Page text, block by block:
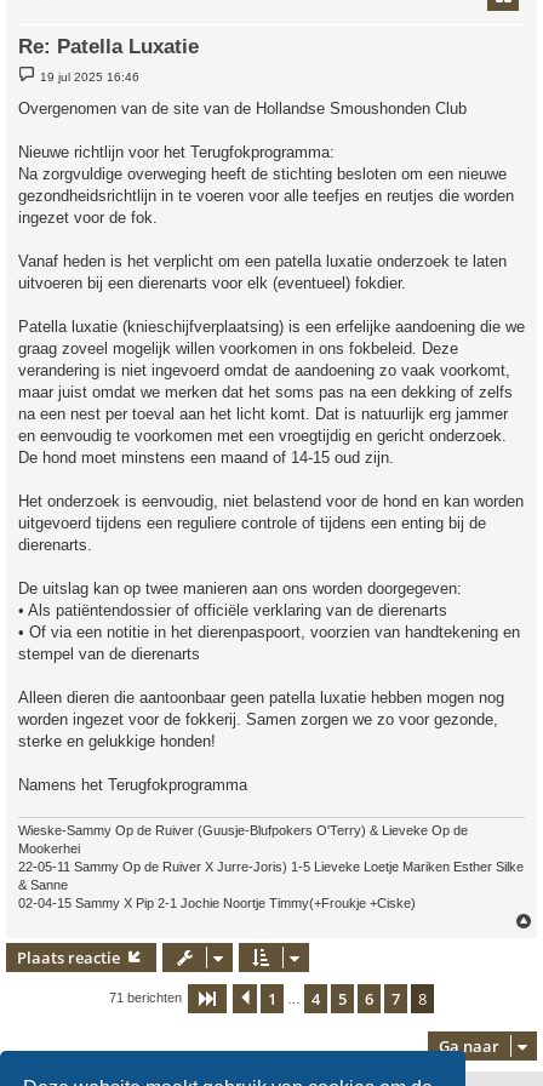
Re: Patella Luxatie
B
e
i
t
19 jul 2025 16:46
Overgenomen van de site van de Hollandse Smoushonden Club
Nieuwe richtlijn voor het Terugfokprogramma:
Na zorgvuldige overweging heeft de stichting besloten om een nieuwe
gezondheidsrichtlijn in te voeren voor alle teefjes en reutjes die worden
ingezet voor de fok.
Vanaf heden is het verplicht om een patella luxatie onderzoek te laten
uitvoeren bij een dierenarts voor elk (eventueel) fokdier.
Patella luxatie (knieschijfverplaatsing) is een erfelijke aandoening die we
graag zoveel mogelijk willen voorkomen in ons fokbeleid. Deze
verandering is niet ingevoerd omdat de aandoening zo vaak voorkomt,
maar juist omdat we merken dat het soms pas na een dekking of zelfs
na een nest per toeval aan het licht komt. Dat is natuurlijk erg jammer
en eenvoudig te voorkomen met een vroegtijdig en gericht onderzoek.
De hond moet minstens een maand of 14-15 oud zijn.
Het onderzoek is eenvoudig, niet belastend voor de hond en kan worden
uitgevoerd tijdens een reguliere controle of tijdens een enting bij de
dierenarts.
De uitslag kan op twee manieren aan ons worden doorgegeven:
• Als patiëntendossier of officiële verklaring van de dierenarts
• Of via een notitie in het dierenpaspoort, voorzien van handtekening en
stempel van de dierenarts
Alleen dieren die aantoonbaar geen patella luxatie hebben mogen nog
worden ingezet voor de fokkerij. Samen zorgen we zo voor gezonde,
sterke en gelukkige honden!
Namens het Terugfokprogramma
Wieske-Sammy Op de Ruiver (Guusje-Blufpokers O'Terry) & Lieveke Op de
Mookerhei
22-05-11 Sammy Op de Ruiver X Jurre-Joris) 1-5 Lieveke Loetje Mariken Esther Silke
& Sanne
02-04-15 Sammy X Pip 2-1 Jochie Noortje Timmy(+Froukje +Ciske)
Plaats reactie
71 berichten Pagina van8
Vorige
1 4 5 6 7 8
Ga naar